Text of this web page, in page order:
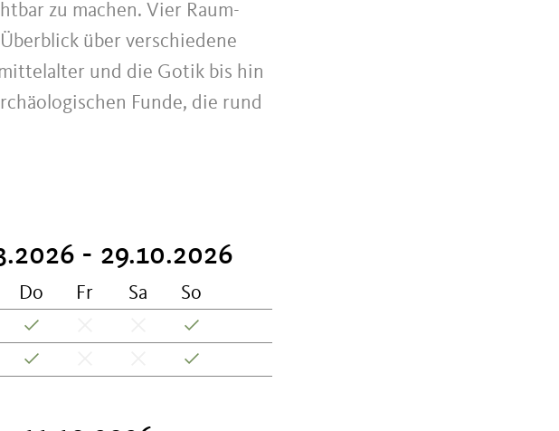
zu machen. Vier Raum-
über verschiedene
und die Gotik bis hin
Funde, die rund
- 29.10.2026
Do Fr Sa
So